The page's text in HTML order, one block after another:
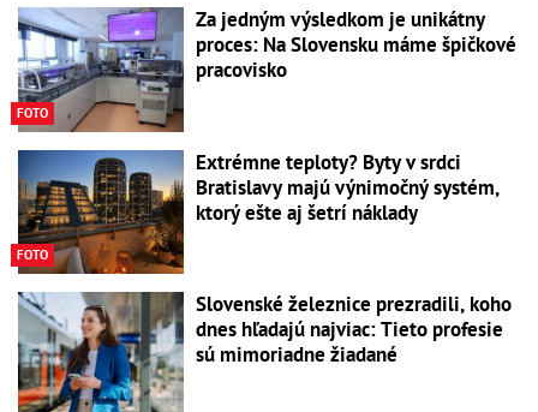
FOTO
Za jedným výsledkom je unikátny
proces: Na Slovensku máme špičkové
pracovisko
FOTO
Extrémne teploty? Byty v srdci
Bratislavy majú výnimočný systém,
ktorý ešte aj šetrí náklady
Slovenské železnice prezradili, koho
dnes hľadajú najviac: Tieto profesie
sú mimoriadne žiadané